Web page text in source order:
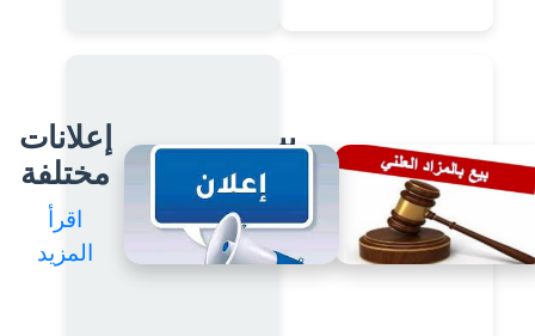
بيع
بالمزاد
اقرأ
المزيد
إعلانات
مختلفة
اقرأ
المزيد